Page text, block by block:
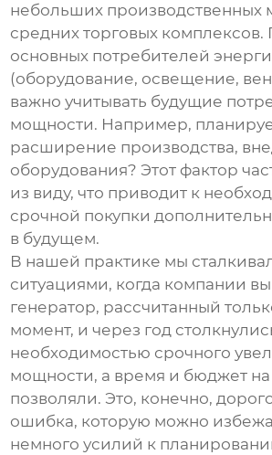
небольших производственных
средних торговых
основных потребителей
(оборудование, освещение,
важно учитывать будущие
мощности. Например,
расширение производства,
оборудования? Этот фактор
из виду, что приводит к
срочной покупки
в будущем.
В нашей практике мы
ситуациями, когда компании
генератор, рассчитанный
момент, и через год
необходимостью срочного
мощности, а время и бюджет на
позволяли. Это, конечно,
ошибка, которую можно
немного усилий к